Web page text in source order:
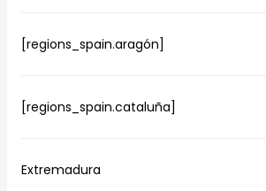
[regions_spain.aragón]
[regions_spain.cataluña]
Extremadura